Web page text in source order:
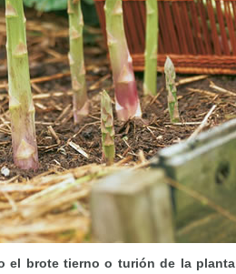
el brote tierno o turión de la planta